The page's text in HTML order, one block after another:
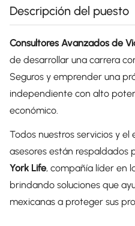
Descripción del puesto
Consultores Avanzados de
de desarrollar una carrera
Seguros y emprender una
independiente con alto
económico.
Todos nuestros servicios y
asesores están respaldados
York Life, compañía líder en
brindando soluciones que
mexicanas a proteger sus